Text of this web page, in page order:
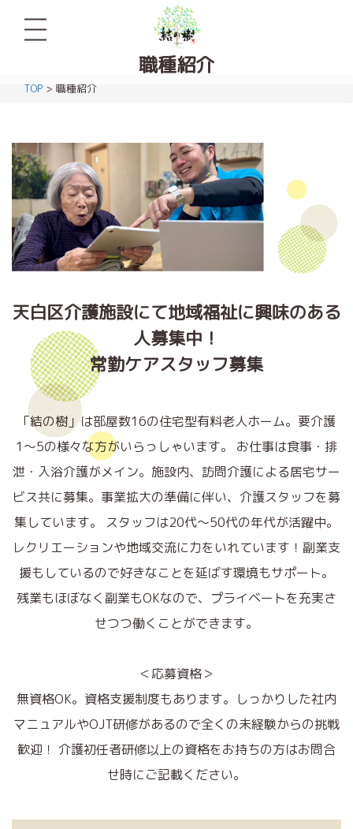
職種紹介
TOP > 職種紹介
天白区介護施設にて地域福祉に興味のある
人募集中！
常勤ケアスタッフ募集
「結の樹」は部屋数16の住宅型有料老人ホーム。要介護
1〜5の様々な方がいらっしゃいます。 お仕事は食事・排
泄・入浴介護がメイン。施設内、訪問介護による居宅サー
ビス共に募集。 事業拡大の準備に伴い、介護スタッフを募
集しています。
スタッフは20代〜50代の年代が活躍中。
レクリエーションや地域交流に力をいれています！ 副業支
援もしているので好きなことを延ばす環境もサポート。
残業もほぼなく副業もOKなので、プライベートを充実さ
せつつ働くことができます。
＜応募資格＞
無資格OK。資格支援制度もあります。 しっかりした社内
マニュアルやOJT研修があるので全くの未経験からの挑戦
歓迎！ 介護初任者研修以上の資格をお持ちの方はお問合
せ時にご記載ください。